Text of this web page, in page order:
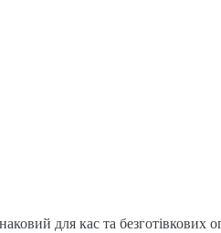
для кас та безготівкових